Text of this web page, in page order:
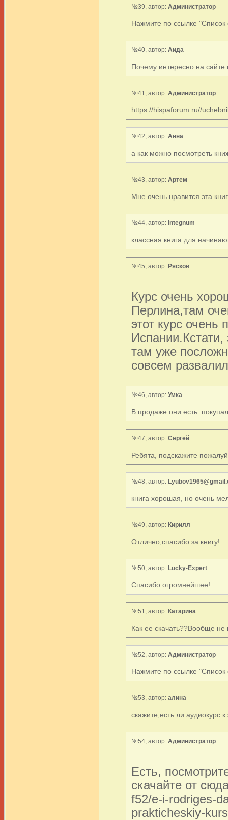
№39, автор: Администратор
Нажмите по ссылке "Список
№40, автор: Аида
Почему интересно на
№41, автор: Администратор
https://hispaforum.ru//
№42, автор: Анна
а как можно посмотреть
№43, автор: Артем
Мне очень нравится эта
№44, автор: integnum
классная книга для
№45, автор: Рясков
Курс очень
Перлина,там
этот курс очень
Испании.Кстати,
там уже
совсем
№46, автор: Умка
В продаже они есть.
№47, автор: Сергей
Ребята, подскажите
№48, автор:
книга хорошая, но очень
№49, автор: Кирилл
Отлично,спасибо за книгу!
№50, автор: Lucky-Expert
Спасибо огромнейшее!
№51, автор: Катарина
Как ее скачать??Вообще
№52, автор: Администратор
Нажмите по ссылке "Список
№53, автор: алина
скажите,есть ли аудиокурс к
№54, автор: Администратор
Есть,
скачайте от
f52/e-i-rodriges-
prakticheskiy-